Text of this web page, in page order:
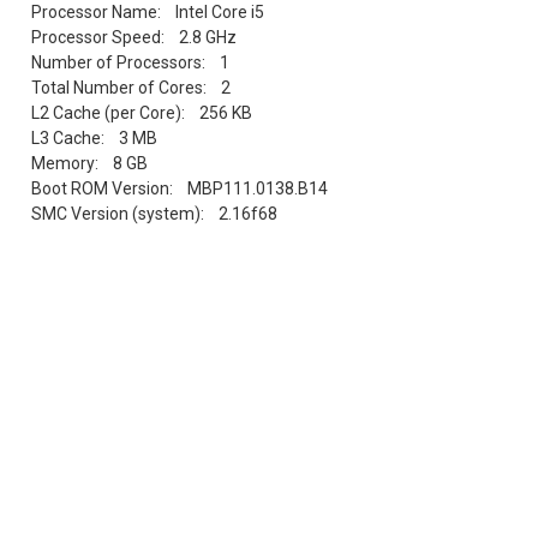
Processor Name: Intel Core i5
Processor Speed: 2.8 GHz
Number of Processors: 1
Total Number of Cores: 2
L2 Cache (per Core): 256 KB
L3 Cache: 3 MB
Memory: 8 GB
Boot ROM Version: MBP111.0138.B14
SMC Version (system): 2.16f68